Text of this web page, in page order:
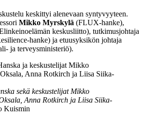
keskittyi alenevaan syntyvyyteen.
Mikko Myrskylä (FLUX-hanke),
keskusliitto), tutkimusjohtaja
hanke) ja etuusyksikön johtaja
ja terveysministeriö).
sekä keskustelijat Mikko
Anna Rotkirch ja Liisa Siika-
Kuismin